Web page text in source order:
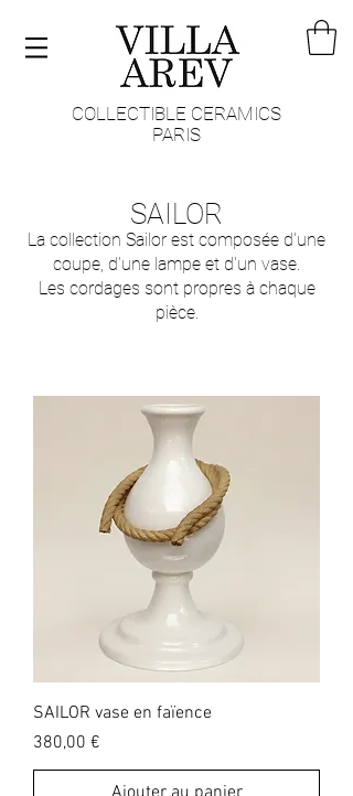
COLLECTIBLE CERAMICS
PARIS
SAILOR
La collection Sailor est composée d'une
coupe, d'une lampe et d'un vase.
Les cordages sont propres à chaque
pièce.
SAILOR vase en faïence
Prix
380,00 €